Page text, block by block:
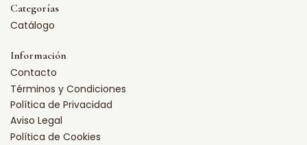
Categorías
Catálogo
Información
Contacto
Términos y Condiciones
Política de Privacidad
Aviso Legal
Política de Cookies